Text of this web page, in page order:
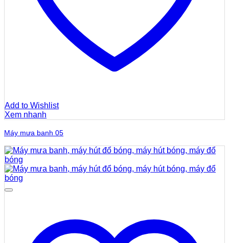
Add to Wishlist
Xem nhanh
Máy mưa banh 05